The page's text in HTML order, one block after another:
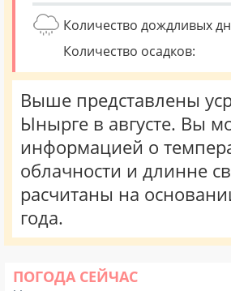
Количество дождливых
Количество осадков:
Выше представлены
Ынырге в августе. Вы
информацией о
облачности и длинне
расчитаны на
года.
ПОГОДА СЕЙЧАС